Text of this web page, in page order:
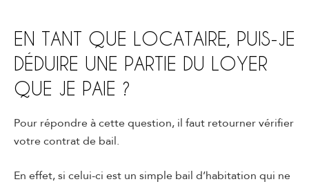
EN TANT QUE LOCATAIRE, PUIS-JE
DÉDUIRE UNE PARTIE DU LOYER
QUE JE PAIE ?
Pour répondre à cette question, il faut retourner vérifier
votre contrat de bail.
En effet, si celui-ci est un simple bail d’habitation qui ne